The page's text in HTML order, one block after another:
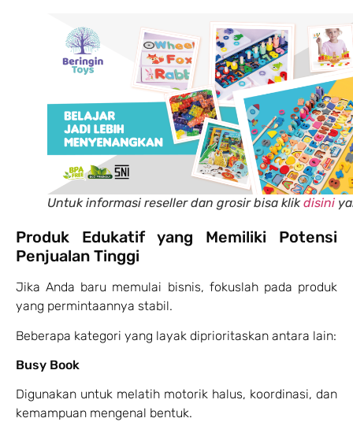
Untuk informasi reseller dan grosir bisa klik disini
Produk Edukatif yang Memiliki Potensi
Penjualan Tinggi
Jika Anda baru memulai bisnis, fokuslah pada produk
yang permintaannya stabil.
Beberapa kategori yang layak diprioritaskan antara lain:
Busy Book
Digunakan untuk melatih motorik halus, koordinasi, dan
kemampuan mengenal bentuk.